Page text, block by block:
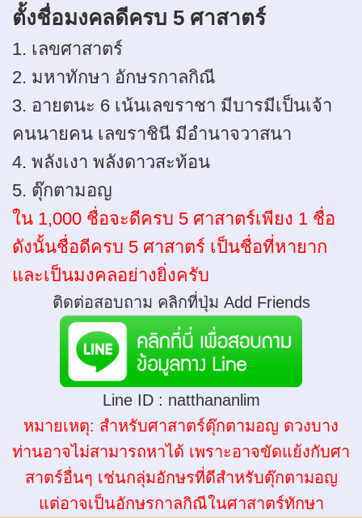
ตั้งชื่อมงคลดีครบ 5 ศาสาตร์
1. เลขศาสาตร์
2. มหาทักษา อักษรกาลกิณี
3. อายตนะ 6 เน้นเลขราชา มีบารมีเป็นเจ้า
คนนายคน เลขราชินี มีอำนาจวาสนา
4. พลังเงา พลังดาวสะท้อน
5. ตุ๊กตามอญ
ใน 1,000 ชื่อจะดีครบ 5 ศาสาตร์เพียง 1 ชื่อ
ดังนั้นชื่อดีครบ 5 ศาสาตร์ เป็นชื่อที่หายาก
และเป็นมงคลอย่างยิ่งครับ
ติดต่อสอบถาม คลิกที่ปุ่ม Add Friends
Line ID : natthananlim
หมายเหตุ: สำหรับศาสาตร์ตุ๊กตามอญ ดวงบาง
ท่านอาจไม่สามารถหาได้ เพราะอาจขัดแย้งกับศา
สาตร์อื่นๆ เช่นกลุ่มอักษรที่ดีสำหรับตุ๊กตามอญ
แต่อาจเป็นอักษรกาลกิณีในศาสาตร์ทักษา